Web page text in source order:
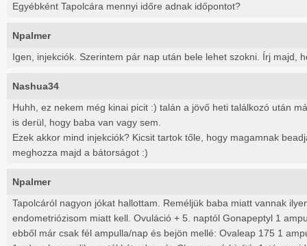
Egyébként Tapolcára mennyi időre adnak időpontot?
Npalmer
Igen, injekciók. Szerintem pár nap után bele lehet szokni. Írj majd,
Nashua34
Huhh, ez nekem még kinai picit :) talán a jövő heti találkozó után
is derül, hogy baba van vagy sem.
Ezek akkor mind injekciók? Kicsit tartok tőle, hogy magamnak
meghozza majd a bátorságot :)
Npalmer
Tapolcáról nagyon jókat hallottam. Reméljük baba miatt vannak
endometriózisom miatt kell. Ovuláció + 5. naptól Gonapeptyl 1
ebből már csak fél ampulla/nap és bejön mellé: Ovaleap 175 1